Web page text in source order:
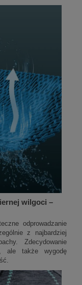
wilgoci –
odprowadzanie
z najbardziej
Zdecydowanie
ale także wygodę